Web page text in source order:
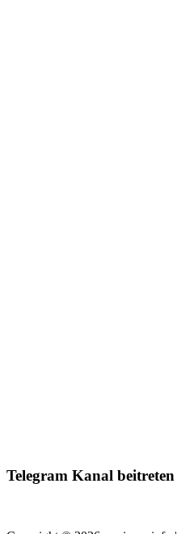
Telegram Kanal beitreten